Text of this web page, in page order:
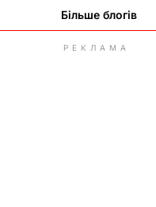
Більше блогів
РЕКЛАМА